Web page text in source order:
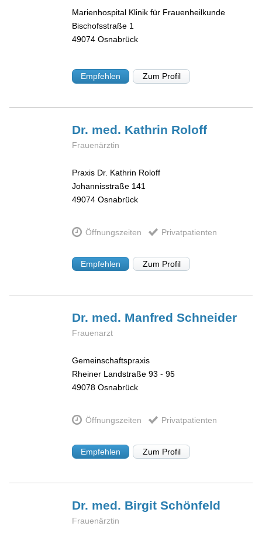
Marienhospital Klinik für Frauenheilkunde
Bischofsstraße 1
49074 Osnabrück
Empfehlen Zum Profil
Dr. med. Kathrin Roloff
Frauenärztin
Praxis Dr. Kathrin Roloff
Johannisstraße 141
49074 Osnabrück
Öffnungszeiten Privatpatienten
Empfehlen Zum Profil
Dr. med. ManfredSchneider
Frauenarzt
Gemeinschaftspraxis
Rheiner Landstraße 93 - 95
49078 Osnabrück
Öffnungszeiten Privatpatienten
Empfehlen Zum Profil
Dr. med. BirgitSchönfeld
Frauenärztin